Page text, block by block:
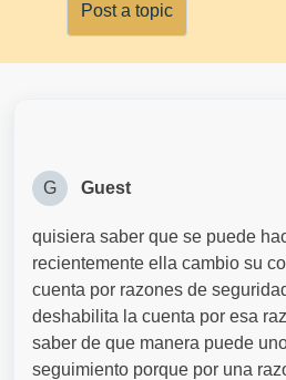
Post a topic
G Guest
quisiera saber que se puede
recientemente ella cambio su
cuenta por razones de
deshabilita la cuenta por esa
saber de que manera puede
seguimiento porque por una